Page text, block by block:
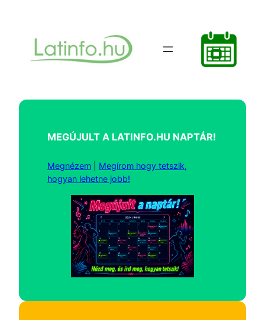
tartalomhoz
MEGÚJULT A LATINFO.HU NAPTÁR!
Megnézem
Megírom hogy tetszik,
hogyan lehetne jobb!